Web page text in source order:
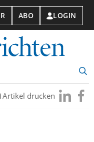
ABO LOGIN
Artikel drucken Besuchen
Sie
Sie